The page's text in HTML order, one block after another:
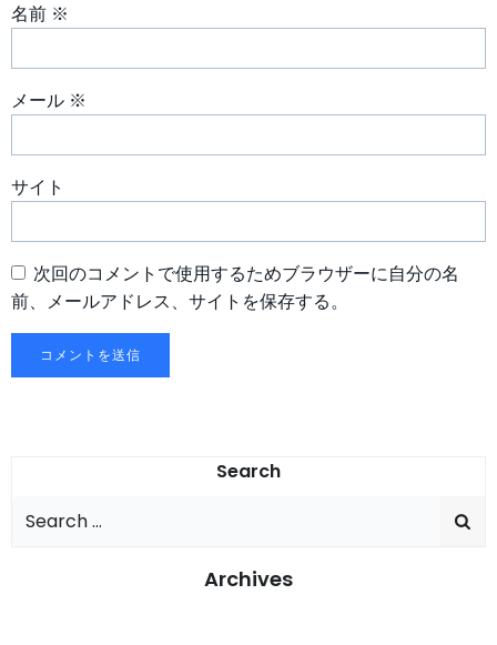
名前 ※
メール ※
サイト
次回のコメントで使用するためブラウザーに自分の名
前、メールアドレス、サイトを保存する。
Search
Search
Archives